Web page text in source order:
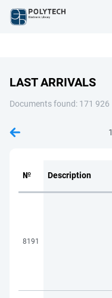
LAST ARRIVALS
Documents found: 171 926
1
№ Description
8191